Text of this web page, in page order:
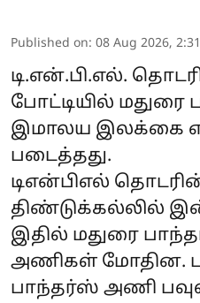
Published on: 08 Aug 2026,
டி.என்.பி.எல்.
போட்டியில்
இமாலய இலக்கை
படைத்தது.
டிஎன்பிஎல்
திண்டுக்கல்லில்
இதில் மதுரை
அணிகள் மோதின.
பாந்தர்ஸ் அணி